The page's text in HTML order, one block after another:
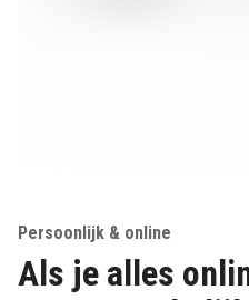
Persoonlijk & online
Als je alles